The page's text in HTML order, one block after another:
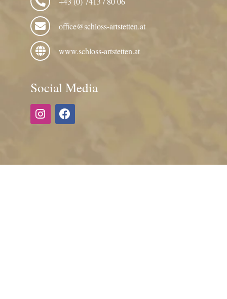
office@schloss-artstetten.at
www.schloss-artstetten.at
Social Media